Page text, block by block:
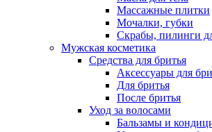
Массажные плитки
Мочалки, губки
Скрабы, пилинги
Мужская косметика
Средства для бритья
Аксессуары для
Для бритья
После бритья
Уход за волосами
Бальзамы и